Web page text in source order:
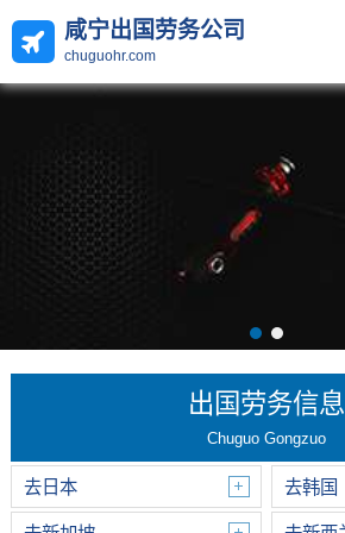
咸宁出国劳务公司
chuguohr.com
出国劳务信息
Chuguo Gongzuo
去日本 去韩国